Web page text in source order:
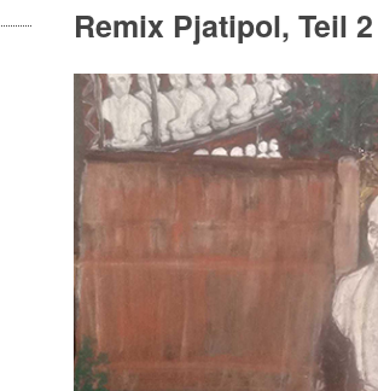
Remix Pjatipol, Teil 2